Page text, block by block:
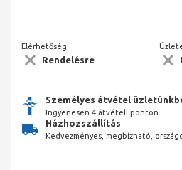
Elérhetőség:
Rendelésre
Személyes átvétel
Ingyenesen 4 átvételi ponton.
Házhozszállítás
Kedvezményes, megbízható,